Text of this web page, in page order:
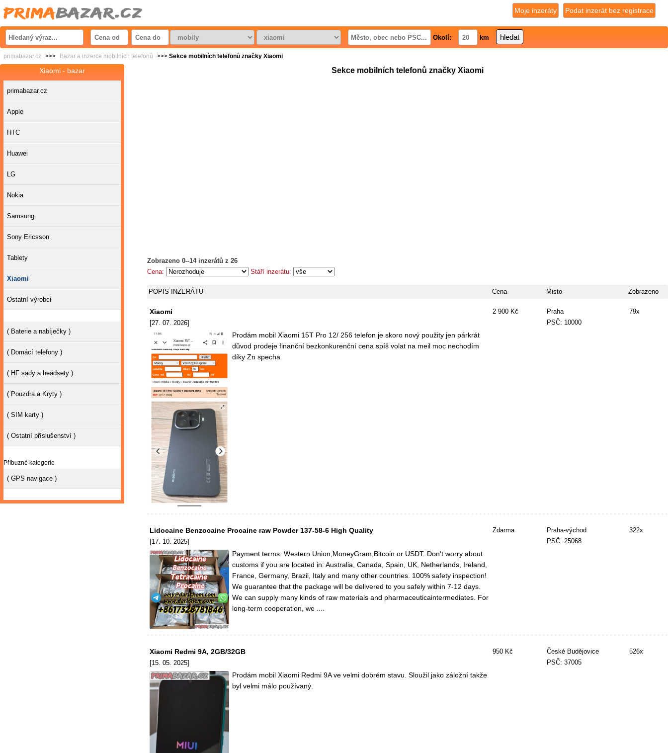
Podat inzerát bez registrace
Moje inzeráty
Okolí: km
primabazar.cz >>> Bazar a inzerce mobilních telefonů >>> Sekce mobilních telefonů značky Xiaomi
Sekce mobilních telefonů značky Xiaomi
Zobrazeno 0--14 inzerátů z 26
Cena:
Stáří inzerátu:
POPIS INZERÁTU Cena Misto Zobrazeno
Xiaomi
[27. 07. 2026]
Prodám mobil Xiaomi 15T Pro 12/ 256 telefon je skoro nový použity jen párkrát
důvod prodeje finanční bezkonkurenční cena spíš volat na meil moc nechodím
díky Zn specha
2 900 Kč
Praha
PSČ: 10000
79x
Lidocaine Benzocaine Procaine raw Powder 137-58-6 High Quality
[17. 10. 2025]
Payment terms: Western Union,MoneyGram,Bitcoin or USDT. Don't worry about
customs if you are located in: Australia, Canada, Spain, UK, Netherlands, Ireland,
France, Germany, Brazil, Italy and many other countries. 100% safety inspection!
We guarantee that the package will be delivered to you safely within 7-12 days.
We can supply many kinds of raw materials and pharmaceuticaintermediates. For
long-term cooperation, we ....
Zdarma
Praha-východ
PSČ: 25068
322x
Xiaomi Redmi 9A, 2GB/32GB
[15. 05. 2025]
Prodám mobil Xiaomi Redmi 9A ve velmi dobrém stavu. Sloužil jako záložní takže
byl velmi málo používaný.
950 Kč
České Budějovice
PSČ: 37005
526x
Xiaomi - bazar
primabazar.cz
Apple
HTC
Huawei
LG
Nokia
Samsung
Sony Ericsson
Tablety
Xiaomi
Ostatní výrobci
( Baterie a nabíječky )
( Domácí telefony )
( HF sady a headsety )
( Pouzdra a Kryty )
( SIM karty )
( Ostatní příslušenství )
Příbuzné kategorie
( GPS navigace )